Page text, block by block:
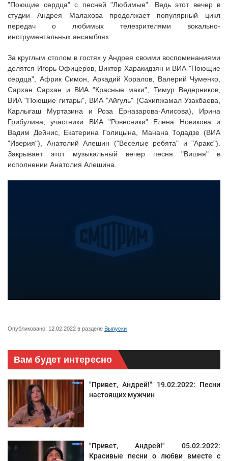
"Поющие сердца" с песней "Любимые". Ведь этот вечер в
студии Андрея Малахова продолжает популярный цикл
передач о любимых телезрителями вокально-
инструментальных ансамблях.
За круглым столом в гостях у Андрея своими воспоминаниями
делятся Игорь Офицеров, Виктор Харакидзян и ВИА "Поющие
сердца", Африк Симон, Аркадий Хоралов, Валерий Чуменко,
Сархан Сархан и ВИА "Красные маки", Тимур Ведерников,
ВИА "Поющие гитары", ВИА "Айгуль" (Сахипжамал Узакбаева,
Карлыгаш Муртазина и Роза Ерназарова-Алисова), Ирина
Грибулина, участники ВИА "Ровесники" Елена Новикова и
Вадим Дейнис, Екатерина Голицына, Манана Тодадзе (ВИА
"Иверия"), Анатолий Алешин ("Веселые ребята" и "Аракс").
Закрывает этот музыкальный вечер песня "Вишня" в
исполнении Анатолия Алешина.
Опубликовано: 12.02.2022 в разделе Выпуски
Вам будет интересно
"Привет, Андрей!" 19.02.2022: Песни
настоящих мужчин
"Привет, Андрей!" 05.02.2022:
Красивые песни о любви вместе с